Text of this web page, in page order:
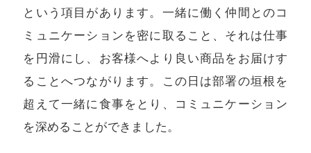
という項目があります。一緒に働く仲間とのコ
ミュニケーションを密に取ること、それは仕事
を円滑にし、お客様へより良い商品をお届けす
ることへつながります。この日は部署の垣根を
超えて一緒に食事をとり、コミュニケーション
を深めることができました。